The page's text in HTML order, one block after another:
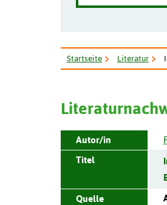
Startseite Literatur
Autor/in
Titel
Quelle